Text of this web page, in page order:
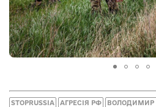
STOPRUSSIA АГРЕСІЯ РФ ВОЛОДИМИР